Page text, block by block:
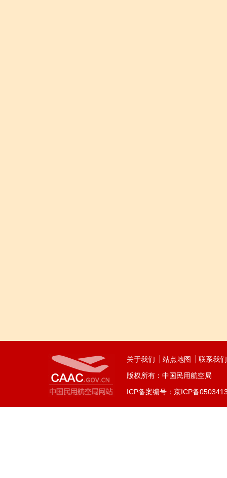
关于我们 站点地图
联系我们
版权所有：中国民用航空局
ICP备案编号：京ICP备